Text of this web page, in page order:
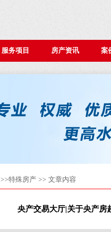
服务项目 房产资讯 案
>>特殊房产 >> 文章内容
央产交易大厅|关于央产房